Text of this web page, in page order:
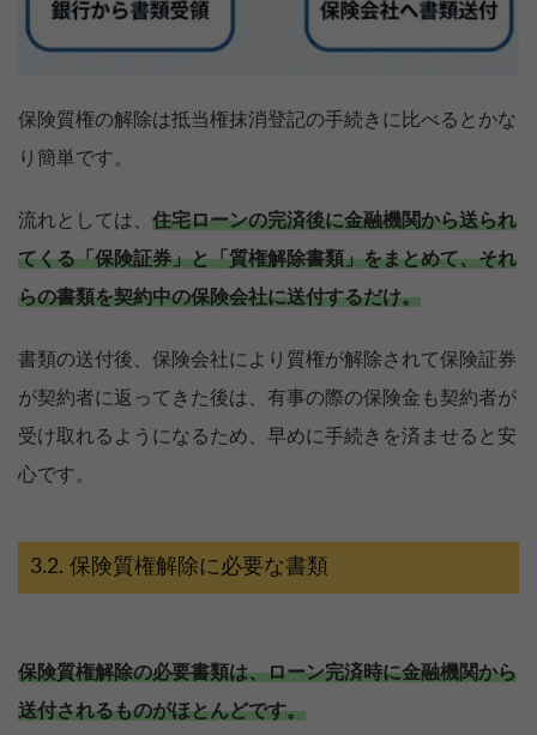
保険質権の解除は抵当権抹消登記の手続きに比べるとかな
り簡単です。
流れとしては、 住宅ローンの完済後に金融機関から送られ
てくる「保険証券」と「質権解除書類」をまとめて、それ
らの書類を契約中の保険会社に送付するだけ。
書類の送付後、保険会社により質権が解除されて保険証券
が契約者に返ってきた後は、有事の際の保険金も契約者が
受け取れるようになるため、早めに手続きを済ませると安
心です。
保険質権解除に必要な書類
保険質権解除の必要書類は、ローン完済時に金融機関から
送付されるものがほとんどです。